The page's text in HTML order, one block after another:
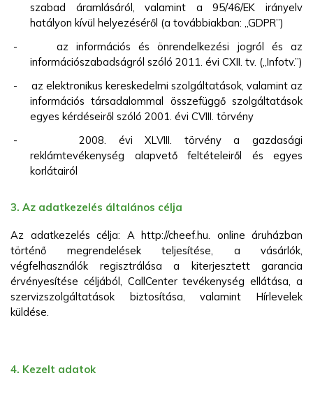
szabad áramlásáról, valamint a 95/46/EK irányelv
hatályon kívül helyezéséről (a továbbiakban: „GDPR”)
- az információs és önrendelkezési jogról és az
információszabadságról szóló 2011. évi CXII. tv. („Infotv.”)
- az elektronikus kereskedelmi szolgáltatások, valamint az
információs társadalommal összefüggő szolgáltatások
egyes kérdéseiről szóló 2001. évi CVIII. törvény
- 2008. évi XLVIII. törvény a gazdasági
reklámtevékenység alapvető feltételeiről és egyes
korlátairól
3. Az adatkezelés általános célja
Az adatkezelés célja: A http://cheef.hu. online áruházban
történő megrendelések teljesítése, a vásárlók,
végfelhasználók regisztrálása a kiterjesztett garancia
érvényesítése céljából, CallCenter tevékenység ellátása, a
szervizszolgáltatások biztosítása, valamint Hírlevelek
küldése.
4. Kezelt adatok